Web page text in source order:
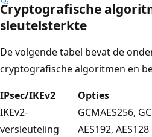
Cryptografische
sleutelsterkte
De volgende tabel bevat de
cryptografische algoritmen en
IPsec/IKEv2
Opties
IKEv2-
versleuteling
GCMAES256,
AES192, AES128